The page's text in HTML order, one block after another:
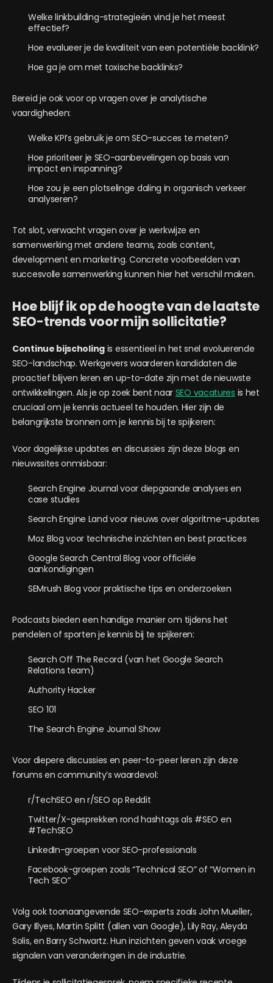
Welke linkbuilding-strategieën vind je het meest
effectief?
Hoe evalueer je de kwaliteit van een potentiële backlink?
Hoe ga je om met toxische backlinks?
Bereid je ook voor op vragen over je analytische
vaardigheden:
Welke KPI’s gebruik je om SEO-succes te meten?
Hoe prioriteer je SEO-aanbevelingen op basis van
impact en inspanning?
Hoe zou je een plotselinge daling in organisch verkeer
analyseren?
Tot slot, verwacht vragen over je werkwijze en
samenwerking met andere teams, zoals content,
development en marketing. Concrete voorbeelden van
succesvolle samenwerking kunnen hier het verschil maken.
Hoe blijf ik op de hoogte van de laatste
SEO-trends voor mijn sollicitatie?
Continue bijscholing is essentieel in het snel evoluerende
SEO-landschap. Werkgevers waarderen kandidaten die
proactief blijven leren en up-to-date zijn met de nieuwste
ontwikkelingen. Als je op zoek bent naar SEO vacatures is het
cruciaal om je kennis actueel te houden. Hier zijn de
belangrijkste bronnen om je kennis bij te spijkeren:
Voor dagelijkse updates en discussies zijn deze blogs en
nieuwssites onmisbaar:
Search Engine Journal voor diepgaande analyses en
case studies
Search Engine Land voor nieuws over algoritme-updates
Moz Blog voor technische inzichten en best practices
Google Search Central Blog voor officiële
aankondigingen
SEMrush Blog voor praktische tips en onderzoeken
Podcasts bieden een handige manier om tijdens het
pendelen of sporten je kennis bij te spijkeren:
Search Off The Record (van het Google Search
Relations team)
Authority Hacker
SEO 101
The Search Engine Journal Show
Voor diepere discussies en peer-to-peer leren zijn deze
forums en community’s waardevol:
r/TechSEO en r/SEO op Reddit
Twitter/X-gesprekken rond hashtags als #SEO en
#TechSEO
LinkedIn-groepen voor SEO-professionals
Facebook-groepen zoals “Technical SEO” of “Women in
Tech SEO”
Volg ook toonaangevende SEO-experts zoals John Mueller,
Gary Illyes, Martin Splitt (allen van Google), Lily Ray, Aleyda
Solis, en Barry Schwartz. Hun inzichten geven vaak vroege
signalen van veranderingen in de industrie.